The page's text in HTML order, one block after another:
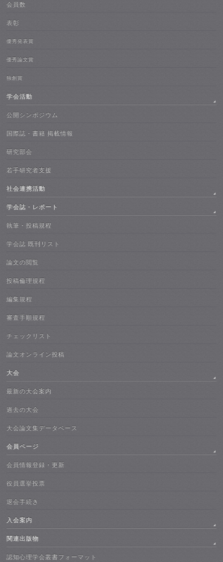
会員数
表彰
優秀発表賞
優秀論文賞
独創賞
学会活動
公開シンポジウム
国際誌・書籍 掲載情報
研究部会
若手研究者支援
社会連携活動
学会誌・レポート
執筆・投稿規程
学会誌 既刊リスト
論文の閲覧
投稿倫理規程
編集規程
審査手順規程
チェックリスト
論文オンライン投稿
大会
最新の大会案内
過去の大会
大会論文集データベース
会員ページ
会員情報登録・更新
役員選挙投票
退会手続き
入会案内
関連出版物
認知心理学会叢書フォーマット